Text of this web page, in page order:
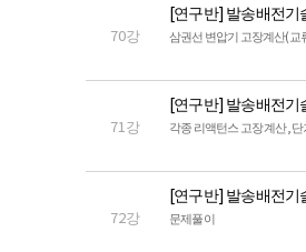
70강
[연구반] 발송배전기
삼권선 변압기 고장계산(교
71강
[연구반] 발송배전기
각종 리액턴스 고장 계산,
72강
[연구반] 발송배전기
문제풀이